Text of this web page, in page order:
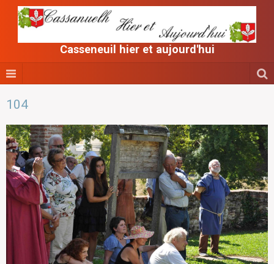
Casseneuil hier et aujourd'hui
104